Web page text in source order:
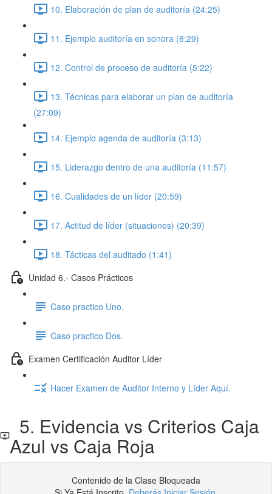
10. Elaboración de plan de auditoría (24:25)
11. Ejemplo auditoría en sonora (8:29)
12. Control de proceso de auditoría (5:22)
13. Técnicas para elaborar un plan de auditoría
(27:09)
14. Ejemplo agenda de auditoría (3:13)
15. Liderazgo dentro de una auditoría (11:57)
16. Cualidades de un líder (20:59)
17. Actitud de líder (situaciones) (20:39)
18. Tácticas del auditado (1:41)
Unidad 6.- Casos Prácticos
Caso practico Uno.
Caso practico Dos.
Examen Certificación Auditor Líder
Hacer Examen de Auditor Interno y Líder Aquí.
5. Evidencia vs Criterios Caja
Azul vs Caja Roja
Contenido de la Clase Bloqueada